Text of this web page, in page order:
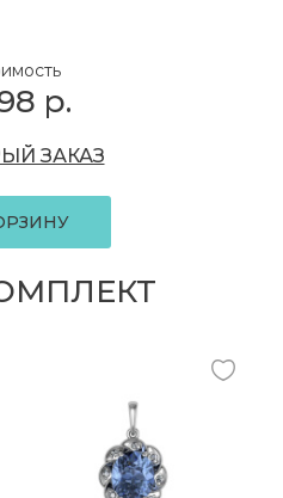
р.
ЗАКАЗ